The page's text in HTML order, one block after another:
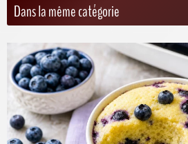
Dans la même catégorie